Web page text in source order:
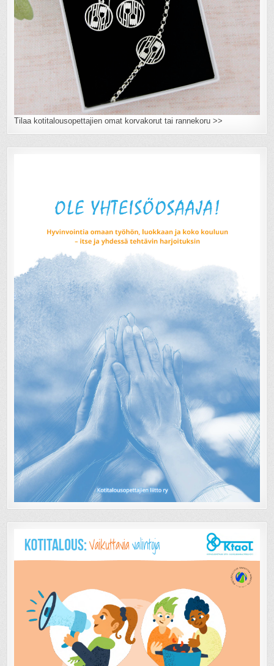
Tilaa kotitalousopettajien omat korvakorut tai rannekoru >>